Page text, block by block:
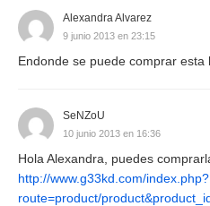
Alexandra Alvarez
9 junio 2013 en 23:15
Endonde se puede comprar esta
SeNZoU
10 junio 2013 en 16:36
Hola Alexandra, puedes
http://www.g33kd.com/index.php?
route=product/